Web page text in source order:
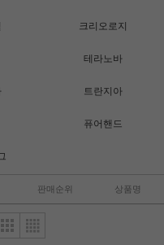
크리오로지
테라노바
트란지아
퓨어핸드
판매순위 상품명